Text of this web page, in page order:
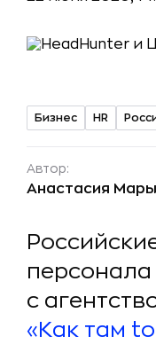
Бизнес HR
Автор:
Анастасия
с
«Как там